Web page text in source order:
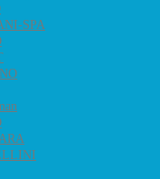
SPA